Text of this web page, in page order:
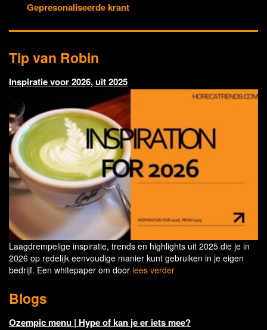
Gepresonaliseerde krant
Tip van Robin
Inspiratie voor 2026, uit 2025
Laagdrempelige inspiratie, trends en highlights uit 2025 die je in
2026 op redelijk eenvoudige manier kunt gebruiken in je eigen
bedrijf. Een whitepaper om door lees verder
Blogs
Ozempic menu | Hype of kan je er iets mee?